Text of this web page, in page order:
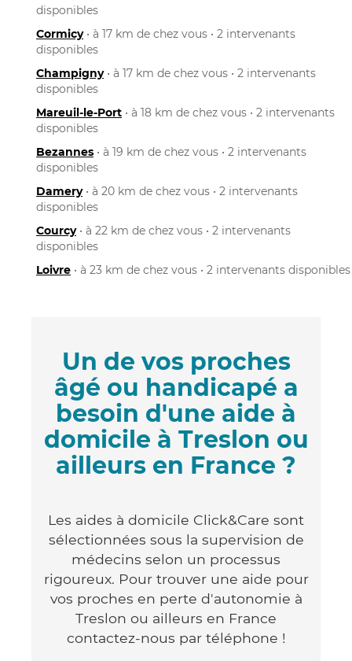
disponibles
Cormicy• à 17 km de chez vous • 2 intervenants
disponibles
Champigny• à 17 km de chez vous • 2 intervenants
disponibles
Mareuil-le-Port • à 18 km de chez vous • 2 intervenants
disponibles
Bezannes • à 19 km de chez vous • 2 intervenants
disponibles
Damery• à 20 km de chez vous • 2 intervenants
disponibles
Courcy• à 22 km de chez vous • 2 intervenants
disponibles
Loivre • à 23 km de chez vous • 2 intervenants disponibles
Un de vos proches
âgé ou handicapé a
besoin d'une aide à
domicile à Treslon ou
ailleurs en France ?
Les aides à domicile Click&Care sont
sélectionnées sous la supervision de
médecins selon un processus
rigoureux. Pour trouver une aide pour
vos proches en perte d'autonomie à
Treslon ou ailleurs en France
contactez-nous par téléphone !